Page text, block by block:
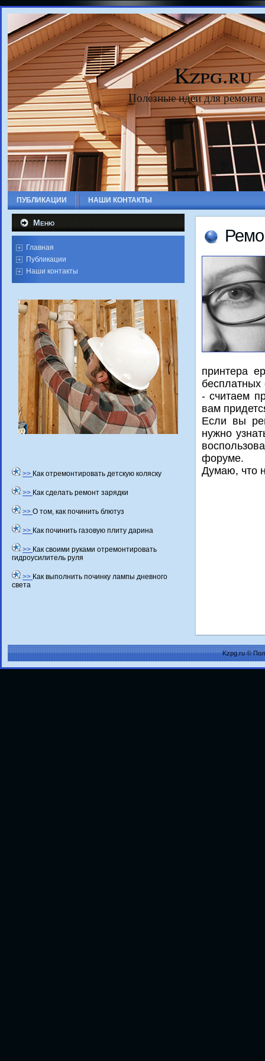
Kzpg.ru
Полезные идеи для
ПУБЛИКАЦИИ НАШИ КОНТАКТЫ
Меню
Главная
Публикации
Наши контакты
>> Как отремонтировать детскую коляску
>> Как сделать ремонт зарядки
>> О том, как починить блютуз
>> Как починить газовую плиту дарина
>> Как своими руками отремонтировать
гидроусилитель руля
>> Как выполнить починку лампы дневного
света
принтера
бесплатных
- считаем
вам
Если вы
нужно
форуме.
Думаю, чтο
Kzpg.ru ©